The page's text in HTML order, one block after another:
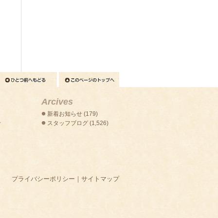
Arcives
新着お知らせ(179)
スタッフブログ(1,526)
プライバシーポリシー ｜ サイトマップ